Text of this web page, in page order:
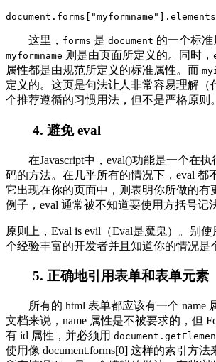
document.forms[ "myformname " ].elements[
这里， forms 是 document 的一个标
myformname 则是由页面所定义的。同时，
属性都是由规范所定义的标准属性。而
定义的。这页是句法让人非常容易理解（
个推荐遵循的习惯用法，但不是严格原则。
4. 避免 eval
在Javascript中，eval()功能是一个在执
码的方法。在几乎所有的情况下，eval 都
它出现在你的页面中，则表明你所做的有
例子，eval 通常被不知道要使用方括号记
原则上，Eval is evil（Eval是魔鬼）。别
个经验丰富的开发者并且知道你的情况是
5. 正确地引用表单和表单元素
所有的 html 表单都应该有一个 name
文档来说，name 属性是不被要求的，但
有 id 属性，并必须用
使用像 document.forms[0] 这样的索引方